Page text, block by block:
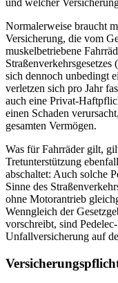
und welcher
Normalerweise braucht
Versicherung, die vom
muskelbetriebene
sich dennoch unbedingt
verletzen sich pro Jahr
auch eine Privat-
einen Schaden
gesamten Vermögen.
Was für Fahrräder gilt,
Tretunterstützung
abschaltet: Auch solche
Sinne des
ohne Motorantrieb
Wenngleich der
vorschreibt, sind
Unfallversicherung auf